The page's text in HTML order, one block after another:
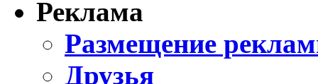
Реклама
Размещение
Друзья